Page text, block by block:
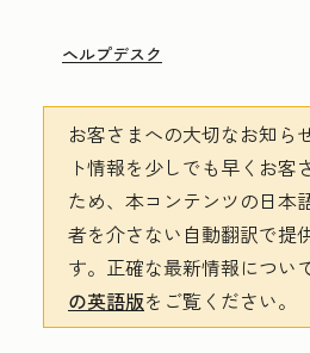
ヘルプデスク
お客さまへの大切なお知ら
ト情報を少しでも早くお客
ため、本コンテンツの日本
者を介さない自動翻訳で提
す。 正確な最新情報につい
の英語版をご覧ください。